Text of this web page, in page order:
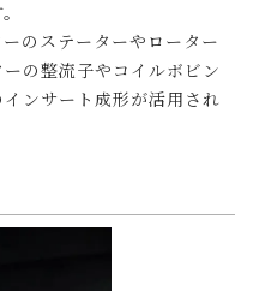
のステーターやローター
の整流子やコイルボビン
ンサート成形が活用され